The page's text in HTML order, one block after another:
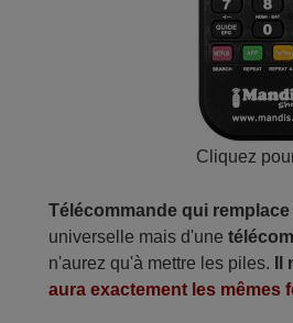
Cliquez
Télécommande qui
universelle mais d'une
n'aurez qu'à mettre les piles.
aura exactement les